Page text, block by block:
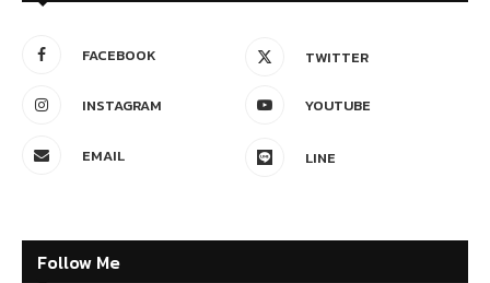
FACEBOOK TWITTER
INSTAGRAM YOUTUBE
EMAIL LINE
Follow Me